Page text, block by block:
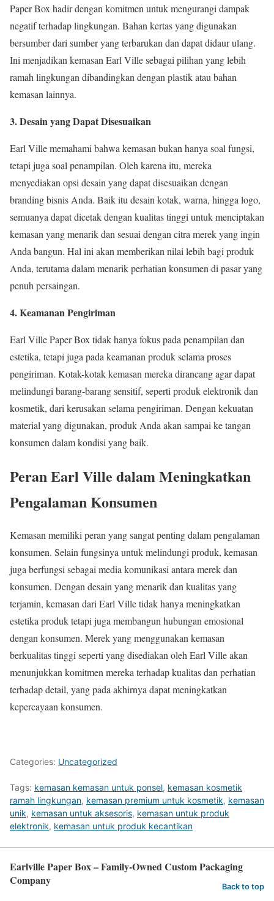
Paper Box hadir dengan komitmen untuk mengurangi dampak
negatif terhadap lingkungan. Bahan kertas yang digunakan
bersumber dari sumber yang terbarukan dan dapat didaur ulang.
Ini menjadikan kemasan Earl Ville sebagai pilihan yang lebih
ramah lingkungan dibandingkan dengan plastik atau bahan
kemasan lainnya.
3. Desain yang Dapat Disesuaikan
Earl Ville memahami bahwa kemasan bukan hanya soal fungsi,
tetapi juga soal penampilan. Oleh karena itu, mereka
menyediakan opsi desain yang dapat disesuaikan dengan
branding bisnis Anda. Baik itu desain kotak, warna, hingga logo,
semuanya dapat dicetak dengan kualitas tinggi untuk menciptakan
kemasan yang menarik dan sesuai dengan citra merek yang ingin
Anda bangun. Hal ini akan memberikan nilai lebih bagi produk
Anda, terutama dalam menarik perhatian konsumen di pasar yang
penuh persaingan.
4. Keamanan Pengiriman
Earl Ville Paper Box tidak hanya fokus pada penampilan dan
estetika, tetapi juga pada keamanan produk selama proses
pengiriman. Kotak-kotak kemasan mereka dirancang agar dapat
melindungi barang-barang sensitif, seperti produk elektronik dan
kosmetik, dari kerusakan selama pengiriman. Dengan kekuatan
material yang digunakan, produk Anda akan sampai ke tangan
konsumen dalam kondisi yang baik.
Peran Earl Ville dalam Meningkatkan
Pengalaman Konsumen
Kemasan memiliki peran yang sangat penting dalam pengalaman
konsumen. Selain fungsinya untuk melindungi produk, kemasan
juga berfungsi sebagai media komunikasi antara merek dan
konsumen. Dengan desain yang menarik dan kualitas yang
terjamin, kemasan dari Earl Ville tidak hanya meningkatkan
estetika produk tetapi juga membangun hubungan emosional
dengan konsumen. Merek yang menggunakan kemasan
berkualitas tinggi seperti yang disediakan oleh Earl Ville akan
menunjukkan komitmen mereka terhadap kualitas dan perhatian
terhadap detail, yang pada akhirnya dapat meningkatkan
kepercayaan konsumen.
Categories: Uncategorized
Tags: kemasan kemasan untuk ponsel, kemasan kosmetik
ramah lingkungan, kemasan premium untuk kosmetik, kemasan
unik, kemasan untuk aksesoris, kemasan untuk produk
elektronik, kemasan untuk produk kecantikan
Earlville Paper Box – Family-Owned Custom Packaging
Company
Back to top